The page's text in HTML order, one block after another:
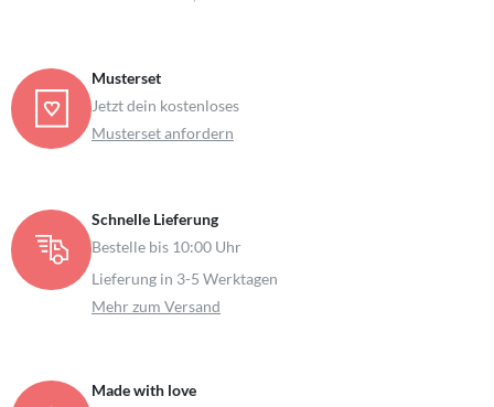
Musterset
Jetzt dein kostenloses
Musterset anfordern
Schnelle Lieferung
Bestelle bis 10:00 Uhr
Lieferung in 3-5 Werktagen
Mehr zum Versand
Made with love